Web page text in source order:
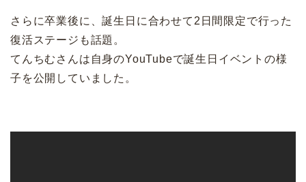
さらに卒業後に、誕生日に合わせて2日間限定で行った
復活ステージも話題。
てんちむさんは自身のYouTubeで誕生日イベントの様
子を公開していました。